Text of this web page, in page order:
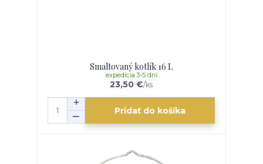
Smaltovaný kotlík 16 L
23,50 €/ks
expedícia 3-5 dní
Pridať do košíka